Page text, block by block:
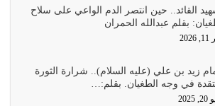
والنهي عن…
سنختلف ونتفرق
القائد.. حين انتصر الدم الواعي على سلاح
بقلم عبدالله الحمران
زيد بن علي (عليه السلام).. شرارة الثورة
في وجه الطغيان. بقلم:…